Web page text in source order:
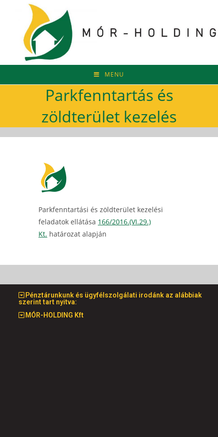
MENU
Parkfenntartás és
zöldterület kezelés
Parkfenntartási és zöldterület kezelési
feladatok ellátása 166/2016.(VI.29.)
Kt. határozat alapján
Pénztárunkunk és ügyfélszolgálati irodánk az alábbiak
szerint tart nyitva:
MÓR-HOLDING Kft